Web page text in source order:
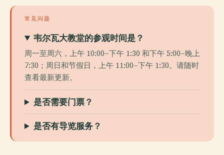
常见问题
韦尔瓦大教堂的参观时间是？
周一至周六，上午 10:00–下午 1:30 和下午 5:00–晚上
7:30；周日和节假日，上午 11:00–下午 1:30。请随时
查看最新更新。
是否需要门票？
是否有导览服务？